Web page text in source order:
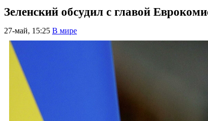
Зеленский обсудил с главой
27-май, 15:25 В мире